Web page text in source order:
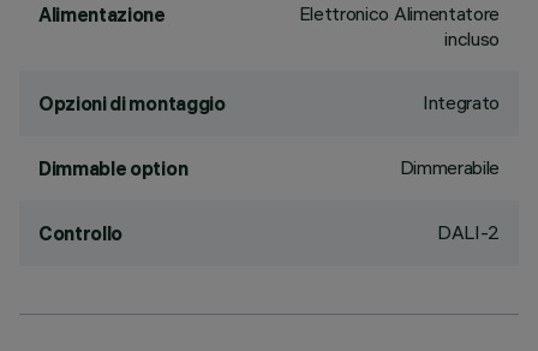
Alimentazione
Elettronico Alimentatore
incluso
Opzioni di montaggio Integrato
Dimmable option Dimmerabile
Controllo DALI-2